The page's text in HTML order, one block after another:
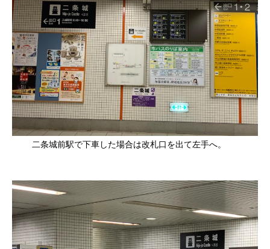
二条城前駅で下車した場合は改札口を出て左手へ。